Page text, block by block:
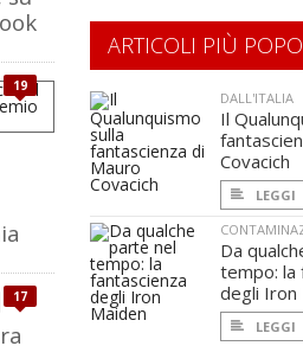
19
17
ARTICOLI PIÙ
DALL'ITALIA
Il
Covacich
LEGGI
Da
tempo: la
degli Iron
LEGGI